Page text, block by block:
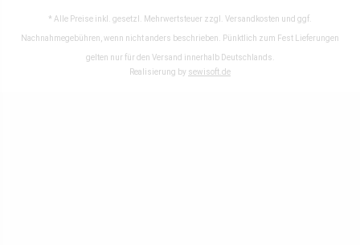
* Alle Preise inkl. gesetzl. Mehrwertsteuer zzgl. Versandkosten und ggf.
Nachnahmegebühren, wenn nicht anders beschrieben. Pünktlich zum Fest Lieferungen
gelten nur für den Versand innerhalb Deutschlands.
Realisierung by sewisoft.de